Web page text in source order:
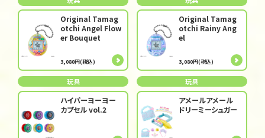
Original Tamag
otchi Angel Flow
er Bouquet
3,080円(税込)
Original Tamag
otchi Rainy Ang
el
3,080円(税込)
玩具
ハイパーヨーヨー
カプセル vol.2
玩具
アメールアメール
ドリーミーシュガー